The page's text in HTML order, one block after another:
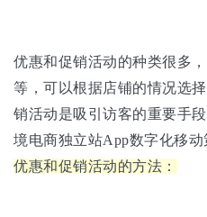
优惠和促销活动的种类很多
等，可以根据店铺的情况选择
销活动是吸引访客的重要手
境电商独立站App数字化移
优惠和促销活动的方法：